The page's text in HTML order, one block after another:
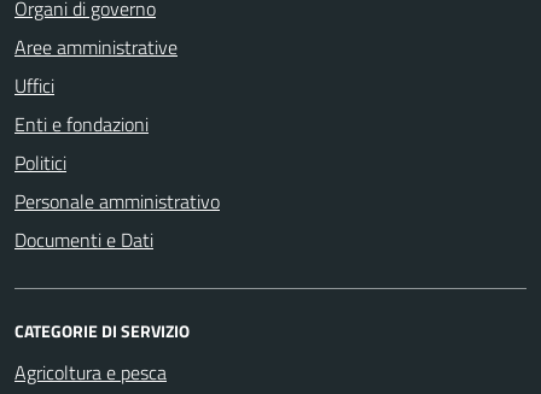
Organi di governo
Aree amministrative
Uffici
Enti e fondazioni
Politici
Personale amministrativo
Documenti e Dati
CATEGORIE DI SERVIZIO
Agricoltura e pesca